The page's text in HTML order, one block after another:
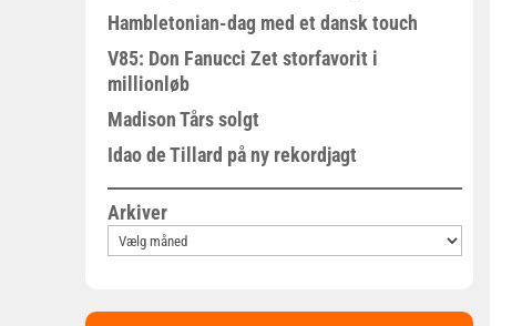
Hambletonian-dag med et dansk touch
V85: Don Fanucci Zet storfavorit i
millionløb
Madison Tårs solgt
Idao de Tillard på ny rekordjagt
Arkiver